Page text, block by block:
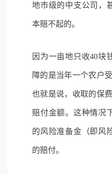
地市级的中支公司，
本赔不起的。
因为一亩地只收40块
障的是当年一个农户
也就是说，收取的保
赔付金额。这种情况
的风险准备金（即风
的赔付。